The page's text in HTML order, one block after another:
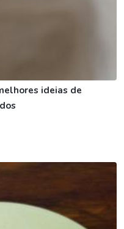
ideias de